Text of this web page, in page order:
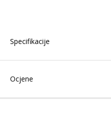
Specifikacije
Ocjene